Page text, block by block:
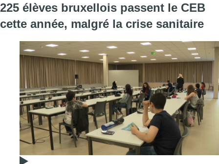
225 élèves bruxellois passent le CEB
cette année, malgré la crise sanitaire